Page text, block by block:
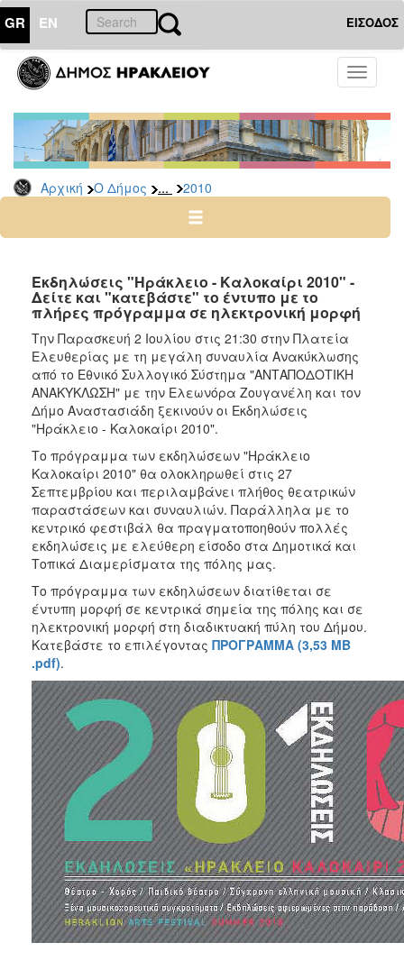
GR EN ΕΙΣΟΔΟΣ
Toggle
Αρχική Ο Δήμος ... 2010
ΔΗΜΟΣ
Δελτία
Τύπου
Αρχείο
2026
2024
2022
2021
2020
2019
2018
2017
2016
2015
2013
2012
2011
2010
2006
ΤΟΠΟΣ
ΠΟΛΙΤΙΣΜΟΣ
ΑΝΘΕΚΤΙΚΗ
ΠΟΛΗ
Εκδηλώσεις "Ηράκλειο - Καλοκαίρι 2010" -
Δείτε και "κατεβάστε" το έντυπο με το
πλήρες πρόγραμμα σε ηλεκτρονική μορφή
Την Παρασκευή 2 Ιουλίου στις 21:30 στην Πλατεία
Ελευθερίας με τη μεγάλη συναυλία Ανακύκλωσης
από το Εθνικό Συλλογικό Σύστημα "ΑΝΤΑΠΟΔΟΤΙΚΗ
ΑΝΑΚΥΚΛΩΣΗ" με την Ελεωνόρα Ζουγανέλη και τον
Δήμο Αναστασιάδη ξεκινούν οι Εκδηλώσεις
"Ηράκλειο - Καλοκαίρι 2010".
Το πρόγραμμα των εκδηλώσεων "Ηράκλειο
Καλοκαίρι 2010" θα ολοκληρωθεί στις 27
Σεπτεμβρίου και περιλαμβάνει πλήθος θεατρικών
παραστάσεων και συναυλιών. Παράλληλα με το
κεντρικό φεστιβάλ θα πραγματοποηθούν πολλές
εκδηλώσεις με ελεύθερη είσοδο στα Δημοτικά και
Τοπικά Διαμερίσματα της πόλης μας.
Το πρόγραμμα των εκδηλώσεων διατίθεται σε
έντυπη μορφή σε κεντρικά σημεία της πόλης και σε
ηλεκτρονική μορφή στη διαδικτυακή πύλη του Δήμου.
Κατεβάστε το επιλέγοντας ΠΡΟΓΡΑΜΜΑ (3,53 ΜΒ
.pdf).